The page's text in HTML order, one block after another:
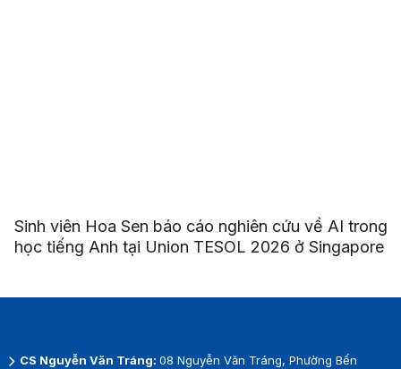
Sinh viên Hoa Sen báo cáo nghiên cứu về AI trong
học tiếng Anh tại Union TESOL 2026 ở Singapore
CS Nguyễn Văn Tráng: 08 Nguyễn Văn Tráng, Phường Bến